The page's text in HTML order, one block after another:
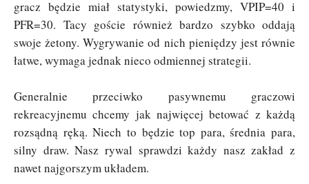
gracz będzie miał statystyki, powiedzmy, VPIP=40 i
PFR=30. Tacy goście również bardzo szybko oddają
swoje żetony. Wygrywanie od nich pieniędzy jest równie
łatwe, wymaga jednak nieco odmiennej strategii.
Generalnie przeciwko pasywnemu graczowi
rekreacyjnemu chcemy jak najwięcej betować z każdą
rozsądną ręką. Niech to będzie top para, średnia para,
silny draw. Nasz rywal sprawdzi każdy nasz zakład z
nawet najgorszym układem.